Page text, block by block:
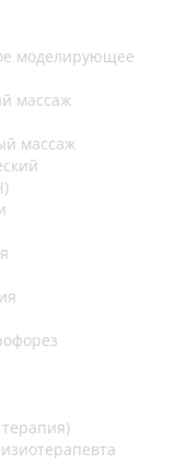
моделирующее
массаж
массаж